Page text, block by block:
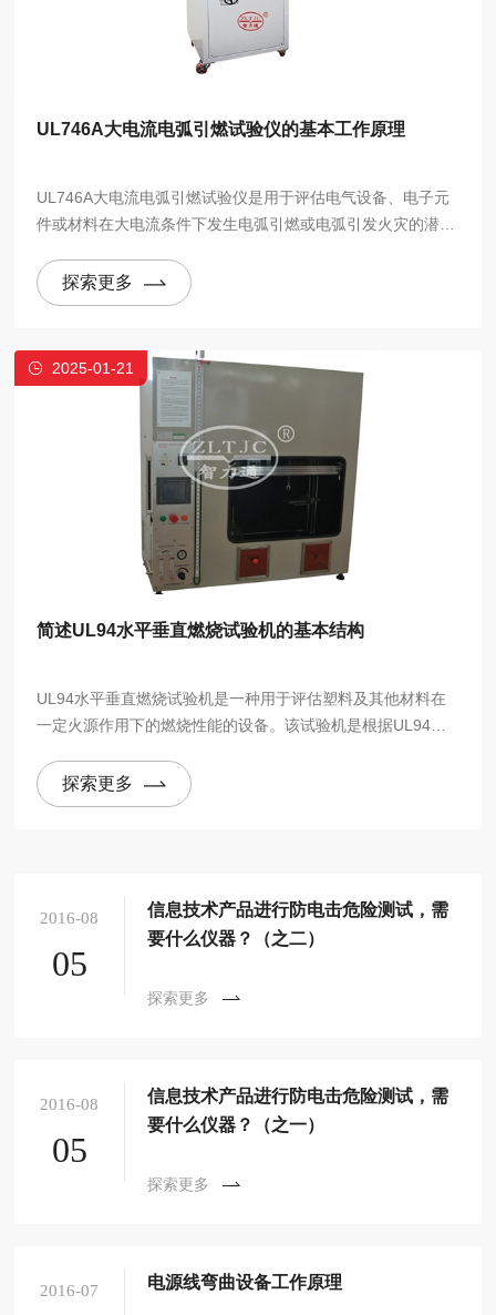
UL746A大电流电弧引燃试验仪的基本工作原理
UL746A大电流电弧引燃试验仪是用于评估电气设备、电子元
件或材料在大电流条件下发生电弧引燃或电弧引发火灾的潜在
时可能产生的电弧，进而评估设备或材料在这种条件下的耐受
性和安全性。
探索更多
2025-01-21
简述UL94水平垂直燃烧试验机的基本结构
UL94水平垂直燃烧试验机是一种用于评估塑料及其他材料在
一定火源作用下的燃烧性能的设备。该试验机是根据UL94标
和垂直燃烧测试，评定其燃烧性能。
探索更多
2016-08
05
信息技术产品进行防电击危险测试，需
要什么仪器？（之二）
探索更多
2016-08
05
信息技术产品进行防电击危险测试，需
要什么仪器？（之一）
探索更多
2016-07 电源线弯曲设备工作原理